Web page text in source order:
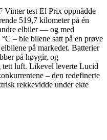
Vinter test El Prix oppnådde
519,7 kilometer på én
elbiler — og med
– ble bilene satt på en prøve
på markedet. Batterier
på høygir, og
tett luft. Likevel leverte Lucid
– den redefinerte
rekkevidde under ekte